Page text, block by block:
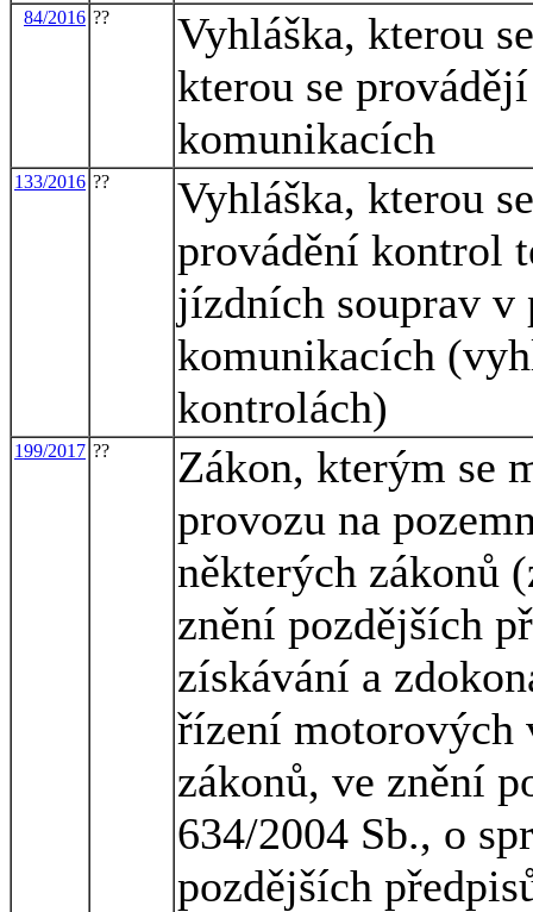
84/2016 ??
Vyhláška, kterou
kterou se
komunikacích
133/2016 ??
Vyhláška, kterou
provádění kontrol
jízdních souprav v
komunikacích
kontrolách)
199/2017 ??
Zákon, kterým se
provozu na
některých zákonů
znění pozdějších
získávání a
řízení motorových
zákonů, ve znění
634/2004 Sb., o
pozdějších